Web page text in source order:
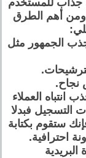
جذاب للمستخدم
ومن أهم الطرق
جذب الجمهور مثل
انتباه العملاء
التسجيل فبدلا
ستقوم بكتابة